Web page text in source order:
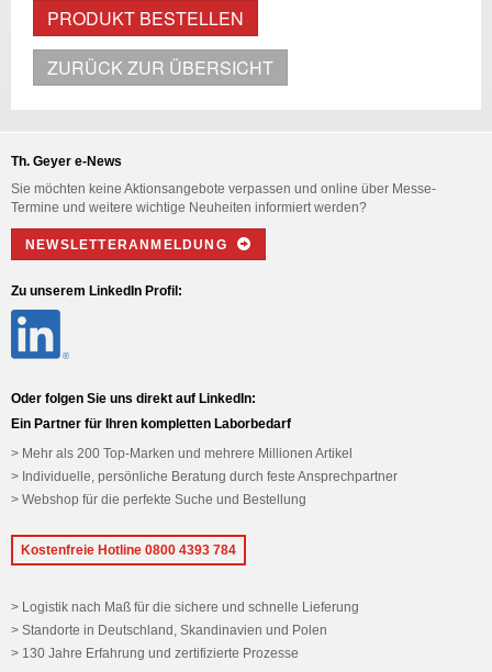
PRODUKT BESTELLEN
ZURÜCK ZUR ÜBERSICHT
Th. Geyer e-News
Sie möchten keine Aktionsangebote verpassen und online über Messe-
Termine und weitere wichtige Neuheiten informiert werden?
NEWSLETTERANMELDUNG
Zu unserem LinkedIn Profil:
Oder folgen Sie uns direkt auf LinkedIn:
Ein Partner für Ihren kompletten Laborbedarf
Mehr als 200 Top-Marken und mehrere Millionen Artikel
Individuelle, persönliche Beratung durch feste Ansprechpartner
Webshop für die perfekte Suche und Bestellung
Kostenfreie Hotline 0800 4393 784
Logistik nach Maß für die sichere und schnelle Lieferung
Standorte in Deutschland, Skandinavien und Polen
130 Jahre Erfahrung und zertifizierte Prozesse